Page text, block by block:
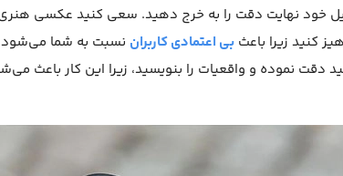
خود نهایت دقت را به خرج دهید. سعی کنید عکسی هنری
کنید زیرا باعثبی اعتمادی کاربران نسبت به شما
دقت نموده و واقعیات را بنویسید، زیرا این کار باعث